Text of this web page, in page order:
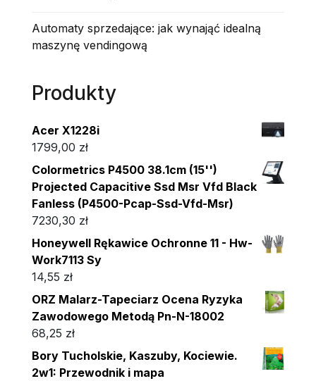
Automaty sprzedające: jak wynająć idealną
maszynę vendingową
Produkty
Acer X1228i
1799,00 zł
Colormetrics P4500 38.1cm (15'')
Projected Capacitive Ssd Msr Vfd Black
Fanless (P4500-Pcap-Ssd-Vfd-Msr)
7230,30 zł
Honeywell Rękawice Ochronne 11 - Hw-
Work7113 Sy
14,55 zł
ORZ Malarz-Tapeciarz Ocena Ryzyka
Zawodowego Metodą Pn-N-18002
68,25 zł
Bory Tucholskie, Kaszuby, Kociewie.
2w1: Przewodnik i mapa